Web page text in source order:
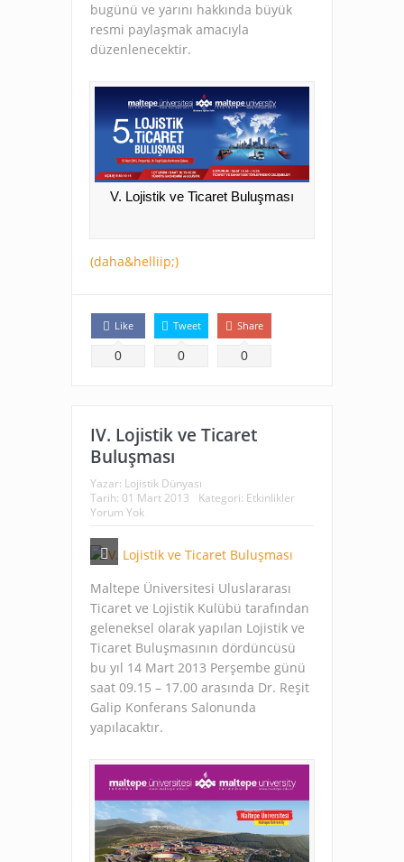
bugünü ve yarını hakkında büyük
resmi paylaşmak amacıyla
düzenlenecektir.
V. Lojistik ve Ticaret Buluşması
(daha&helliip;)
Like
0
Tweet
0
Share
0
IV. Lojistik ve Ticaret
Buluşması
Yazar: Lojistik Dünyası
Tarih: 01 Mart 2013 Kategori: Etkinlikler
Yorum Yok
Maltepe Üniversitesi Uluslararası
Ticaret ve Lojistik Kulübü tarafından
geleneksel olarak yapılan Lojistik ve
Ticaret Buluşmasının dördüncüsü
bu yıl 14 Mart 2013 Perşembe günü
saat 09.15 – 17.00 arasında Dr. Reşit
Galip Konferans Salonunda
yapılacaktır.